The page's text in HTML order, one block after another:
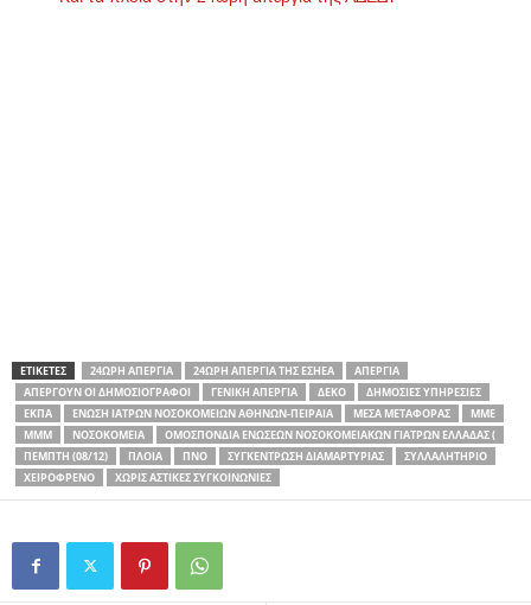
ΕΤΙΚΕΤΕΣ 24ΩΡΗ ΑΠΕΡΓΊΑ 24ΩΡΗ ΑΠΕΡΓΊΑ ΤΗΣ ΕΣΗΕΑ
ΑΠΕΡΓΊΑ
ΑΠΕΡΓΟΎΝ ΟΙ ΔΗΜΟΣΙΟΓΡΆΦΟΙ
ΓΕΝΙΚΉ ΑΠΕΡΓΊΑ ΔΕΚΟ
ΔΗΜΌΣΙΕΣ ΥΠΗΡΕΣΊΕΣ
ΕΚΠΑ
ΈΝΩΣΗ ΙΑΤΡΏΝ ΝΟΣΟΚΟΜΕΊΩΝ ΑΘΗΝΏΝ-ΠΕΙΡΑΙΆ ΜΈΣΑ ΜΕΤΑΦΟΡΆΣ
ΜΜΕ
ΜΜΜ
ΝΟΣΟΚΟΜΕΊΑ
ΟΜΟΣΠΟΝΔΊΑ ΕΝΏΣΕΩΝ ΝΟΣΟΚΟΜΕΙΑΚΏΝ ΓΙΑΤΡΏΝ ΕΛΛΆΔΑΣ (
ΠΈΜΠΤΗ (08/12)
ΠΛΟΊΑ ΠΝΟ ΣΥΓΚΈΝΤΡΩΣΗ ΔΙΑΜΑΡΤΥΡΊΑΣ
ΣΥΛΛΑΛΗΤΉΡΙΟ
ΧΕΙΡΌΦΡΕΝΟ
ΧΩΡΊΣ ΑΣΤΙΚΈΣ ΣΥΓΚΟΙΝΩΝΊΕΣ